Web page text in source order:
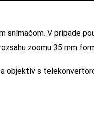
snímačom. V prípade
zoomu 35 mm
objektív s